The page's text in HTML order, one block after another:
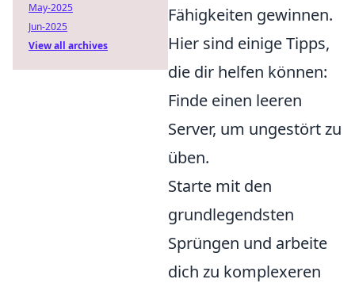
Fähigkeiten gewinnen.
Hier sind einige Tipps,
die dir helfen können:
Finde einen leeren
Server, um ungestört zu
üben.
Starte mit den
grundlegendsten
Sprüngen und arbeite
dich zu komplexeren
May-2025
Jun-2025
View all archives